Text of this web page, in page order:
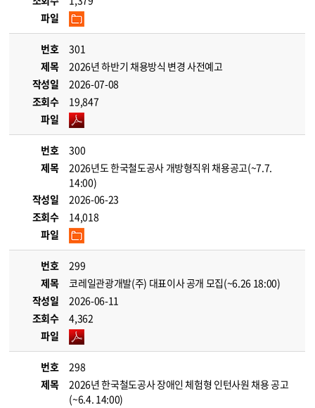
파일
번호
301
제목
2026년 하반기 채용방식 변경 사전예고
작성일
2026-07-08
조회수
19,847
파일
번호
300
제목
2026년도 한국철도공사 개방형직위 채용공고(~7.7.
14:00)
작성일
2026-06-23
조회수
14,018
파일
번호
299
제목
코레일관광개발(주) 대표이사 공개 모집(~6.26 18:00)
작성일
2026-06-11
조회수
4,362
파일
번호
298
제목
2026년 한국철도공사 장애인 체험형 인턴사원 채용 공고
(~6.4. 14:00)